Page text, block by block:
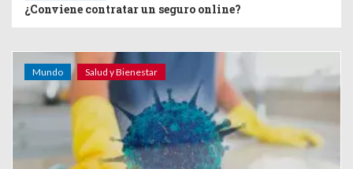
¿Conviene contratar un seguro online?
Mundo Salud y Bienestar